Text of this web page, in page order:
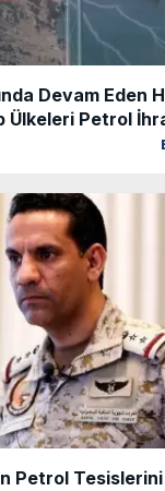
Devam Eden
Ülkeleri Petrol
Petrol Tesislerini